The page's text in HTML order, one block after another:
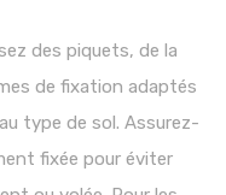
des piquets, de la
de fixation adaptés
type de sol. Assurez-
fixée pour éviter